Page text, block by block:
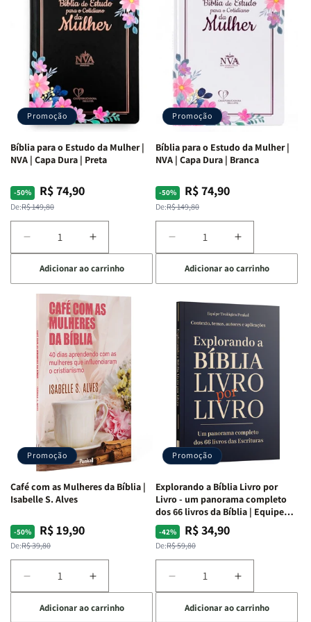
Ribeiro
Ribeiro
Promoção
Bíblia para o Estudo da Mulher |
NVA | Capa Dura | Preta
-50%
Preço
normal
De:R$ 149,80
Preço
promocional
R$ 74,90
Diminuir
a
quantidade
de
Bíblia
para
Estudo
da
Mulher
NVA
Capa
Dura
|
Preta
Aumentar
a
quantidade
de
Bíblia
para
o
Estudo
da
Mulher
|
NVA
|
Capa
Dura
|
Adicionar ao carrinho
Promoção
Bíblia para o Estudo da Mulher |
NVA | Capa Dura | Branca
-50%
Preço
normal
De:R$ 149,80
Preço
promocional
R$ 74,90
Diminuir
a
quantidade
de
Bíblia
o
Estudo
da
Mulher
NVA
Capa
Dura
|
Aumentar
a
quantidade
de
Bíblia
para
o
Estudo
Mulher
|
NVA
|
Capa
Dura
|
Adicionar ao carrinho
Promoção
Café com as Mulheres da Bíblia |
Isabelle S. Alves
-50%
Preço
normal
De:R$ 39,80
Preço
promocional
R$ 19,90
Diminuir
a
quantidade
Aumentar
a
quantidade
Adicionar ao carrinho
Promoção
Explorando a Bíblia Livro por
Livro - um panorama completo
dos 66 livros da Bíblia | Equipe
teológica Penkal
-42%
Preço
normal
De:R$ 59,80
Preço
promocional
R$ 34,90
Diminuir
a
quantidade
Aumentar
a
quantidade
Adicionar ao carrinho